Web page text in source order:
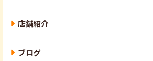
店舗紹介
ブログ